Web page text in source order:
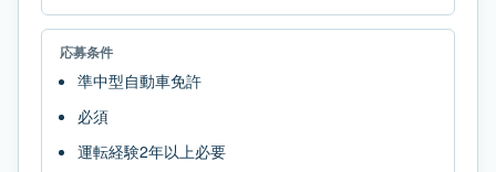
応募条件
準中型自動車免許
必須
運転経験2年以上必要